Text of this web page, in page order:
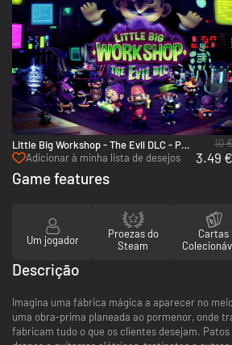
Little Big Workshop - The Evil DLC - PC
(Steam)
Adicionar à minha lista de desejos
10 €
3.49 €
Game features
Um jogador
Proezas do
Steam
Cartas
Descrição
Imagina uma fábrica mágica a aparecer no
uma obra-prima planeada ao pormenor, onde
fabricam tudo o que os clientes desejam.